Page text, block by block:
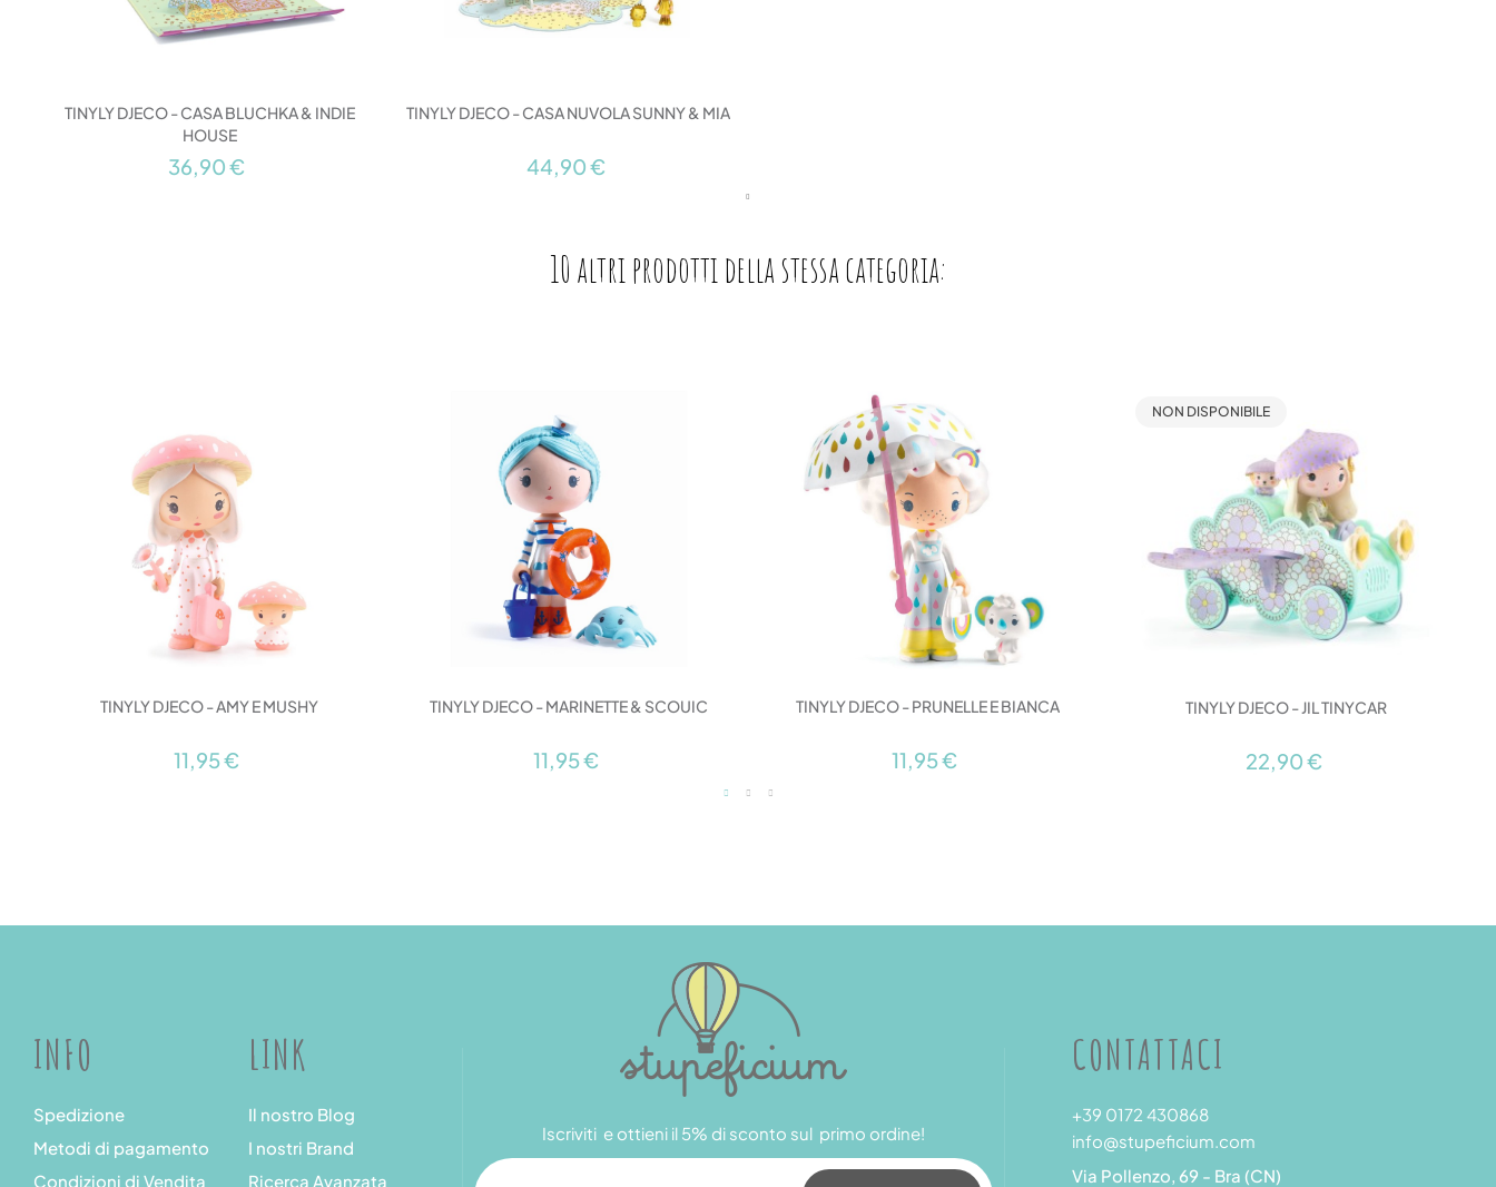
TINYLY DJECO - CASA BLUCHKA & INDIE
HOUSE
36,90 €
TINYLY DJECO - CASA NUVOLA SUNNY & MIA
44,90 €
10 altri prodotti della stessa categoria:
TINYLY DJECO - AMY E MUSHY
11,95 €
TINYLY DJECO - MARINETTE & SCOUIC
11,95 €
TINYLY DJECO - PRUNELLE E BIANCA
11,95 €
NON DISPONIBILE
TINYLY DJECO - JIL TINYCAR
22,90 €
INFO
Spedizione
Metodi di pagamento
Condizioni di Vendita
LINK
Il nostro Blog
I nostri Brand
Ricerca Avanzata
Iscriviti e ottieni il 5% di sconto sul primo ordine!
CONTATTACI
+39 0172 430868
info@stupeficium.com
Via Pollenzo, 69 - Bra (CN)